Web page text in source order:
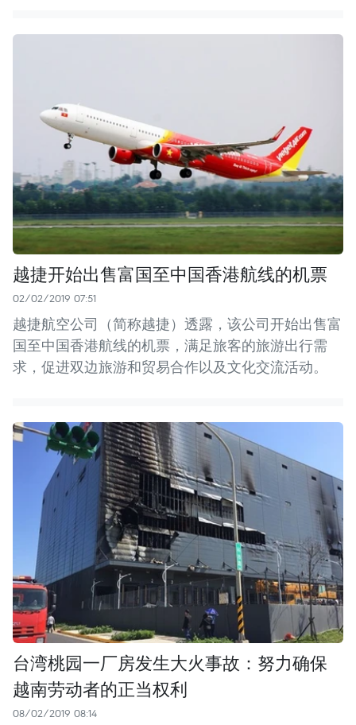
越捷开始出售富国至中国香港航线的机票
02/02/2019 07:51
越捷航空公司（简称越捷）透露，该公司开始出售富
国至中国香港航线的机票，满足旅客的旅游出行需
求，促进双边旅游和贸易合作以及文化交流活动。
台湾桃园一厂房发生大火事故：努力确保
越南劳动者的正当权利
08/02/2019 08:14